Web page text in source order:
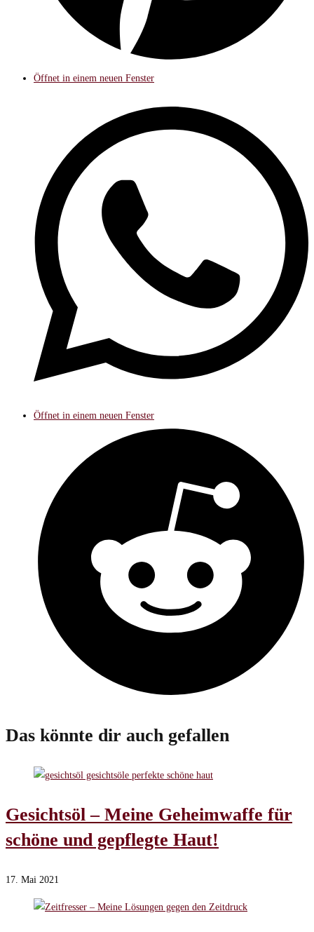
Öffnet in einem neuen Fenster
Öffnet in einem neuen Fenster
Das könnte dir auch gefallen
Gesichtsöl – Meine Geheimwaffe für
schöne und gepflegte Haut!
17. Mai 2021